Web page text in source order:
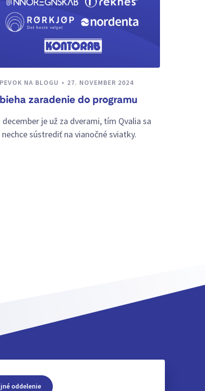
NA BLOGU 27. NOVEMBER 2024
zaradenie do programu
december je už za dverami, tím Qvalia sa
sústrediť na vianočné sviatky.
oddelenie